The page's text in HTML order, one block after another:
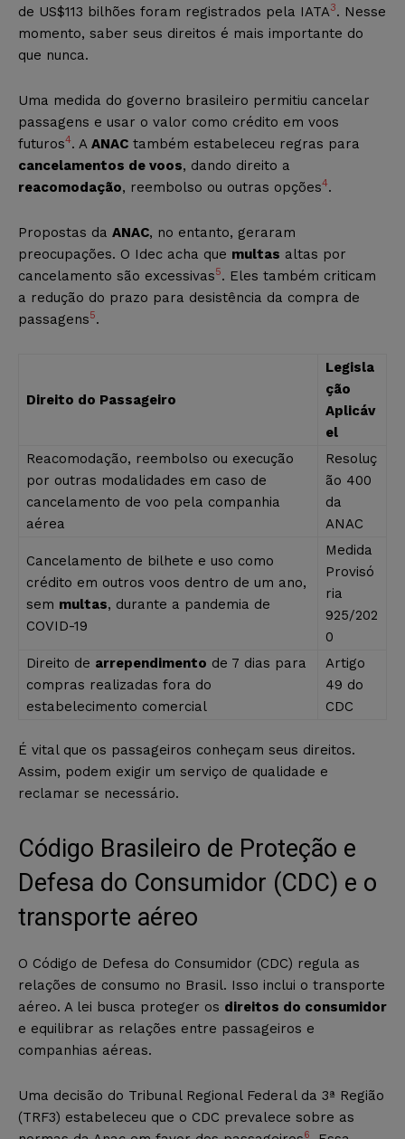
de US$113 bilhões foram registrados pela IATA3. Nesse
momento, saber seus direitos é mais importante do
que nunca.
Uma medida do governo brasileiro permitiu cancelar
passagens e usar o valor como crédito em voos
futuros4. A ANAC também estabeleceu regras para
cancelamentos de voos, dando direito a
reacomodação, reembolso ou outras opções4.
Propostas da ANAC, no entanto, geraram
preocupações. O Idec acha que multas altas por
cancelamento são excessivas5. Eles também criticam
a redução do prazo para desistência da compra de
passagens5.
Direito do Passageiro
Legisla
ção
Aplicáv
el
Reacomodação, reembolso ou execução
por outras modalidades em caso de
cancelamento de voo pela companhia
aérea
Resoluç
ão 400
da
ANAC
Cancelamento de bilhete e uso como
crédito em outros voos dentro de um ano,
sem multas, durante a pandemia de
COVID-19
Medida
Provisó
ria
925/202
0
Direito de arrependimento de 7 dias para
compras realizadas fora do
estabelecimento comercial
Artigo
49 do
CDC
É vital que os passageiros conheçam seus direitos.
Assim, podem exigir um serviço de qualidade e
reclamar se necessário.
Código Brasileiro de Proteção e
Defesa do Consumidor (CDC) e o
transporte aéreo
O Código de Defesa do Consumidor (CDC) regula as
relações de consumo no Brasil. Isso inclui o transporte
aéreo. A lei busca proteger os direitos do consumidor
e equilibrar as relações entre passageiros e
companhias aéreas.
Uma decisão do Tribunal Regional Federal da 3ª Região
(TRF3) estabeleceu que o CDC prevalece sobre as
6